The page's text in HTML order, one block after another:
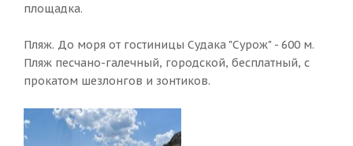
площадка.
Пляж. До моря от гостиницы Судака "Сурож" - 600 м.
Пляж песчано-галечный, городской, бесплатный, с
прокатом шезлонгов и зонтиков.